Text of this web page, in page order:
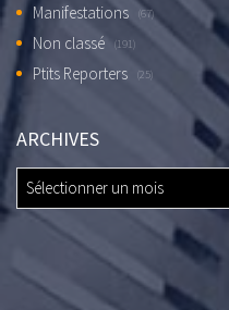
Manifestations (67)
Non classé (191)
Ptits Reporters (25)
ARCHIVES
ARCHIVES